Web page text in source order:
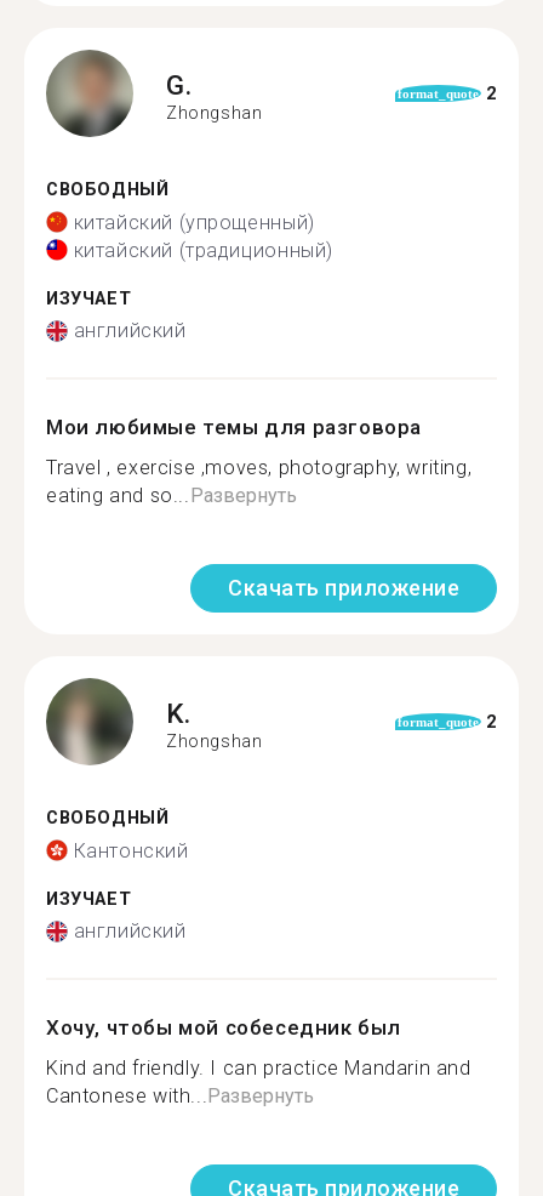
G.
Zhongshan
format_quote 2
СВОБОДНЫЙ
китайский (упрощенный)
китайский (традиционный)
ИЗУЧАЕТ
английский
Мои любимые темы для разговора
Travel , exercise ,moves, photography, writing,
eating and so...Развернуть
Скачать приложение
K.
Zhongshan
format_quote 2
СВОБОДНЫЙ
Кантонский
ИЗУЧАЕТ
английский
Хочу, чтобы мой собеседник был
Kind and friendly. I can practice Mandarin and
Cantonese with...Развернуть
Скачать приложение